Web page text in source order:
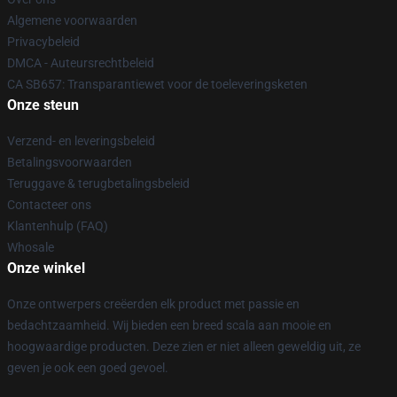
Algemene voorwaarden
Privacybeleid
DMCA - Auteursrechtbeleid
CA SB657: Transparantiewet voor de toeleveringsketen
Onze steun
Verzend- en leveringsbeleid
Betalingsvoorwaarden
Teruggave & terugbetalingsbeleid
Contacteer ons
Klantenhulp (FAQ)
Whosale
Onze winkel
Onze ontwerpers creëerden elk product met passie en
bedachtzaamheid. Wij bieden een breed scala aan mooie en
hoogwaardige producten. Deze zien er niet alleen geweldig uit, ze
geven je ook een goed gevoel.